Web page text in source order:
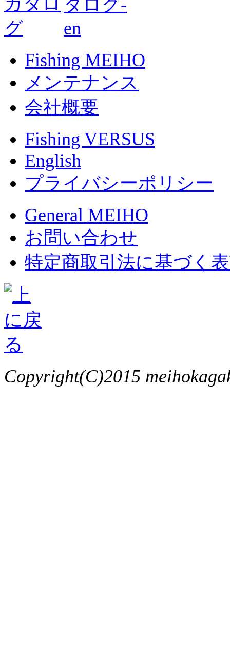
Fishing MEIHO
メンテナンス
会社概要
Fishing VERSUS
English
プライバシーポリシー
General MEIHO
お問い合わせ
特定商取引法に基づく
Copyright(C)2015